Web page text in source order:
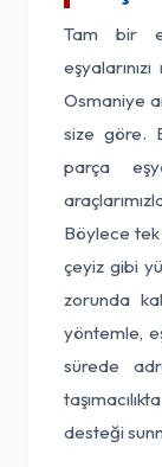
Tam bir
Osmaniye
size göre.
parça
Böylece tek
çeyiz gibi
zorunda
yöntemle,
sürede
desteği